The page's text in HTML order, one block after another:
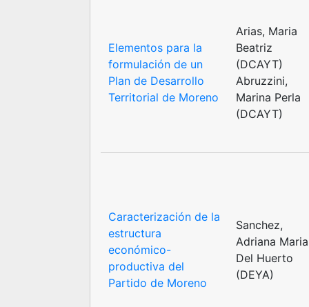
Elementos para la
formulación de un
Plan de Desarrollo
Territorial de Moreno
Arias, Maria
Beatriz
(DCAYT)
Abruzzini,
Marina Perla
(DCAYT)
Caracterización de la
estructura
económico-
productiva del
Partido de Moreno
Sanchez,
Adriana Maria
Del Huerto
(DEYA)